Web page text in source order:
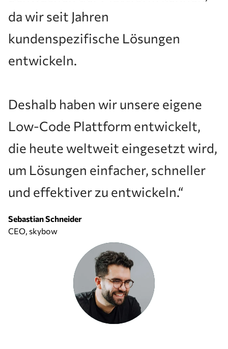
da wir seit Jahren
kundenspezifische Lösungen
entwickeln.
Deshalb haben wir unsere eigene
Low-Code Plattform entwickelt,
die heute weltweit eingesetzt wird,
um Lösungen einfacher, schneller
und effektiver zu entwickeln.“
Sebastian Schneider
CEO, skybow